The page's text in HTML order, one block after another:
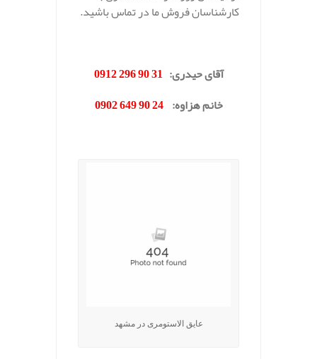
کارشناسان فروش ما در تماس باشید.
آقای حیدری:
31 90 296 0912
خانم هزاوه:
24 90 649 0902
عایق الاستومری در مشهد